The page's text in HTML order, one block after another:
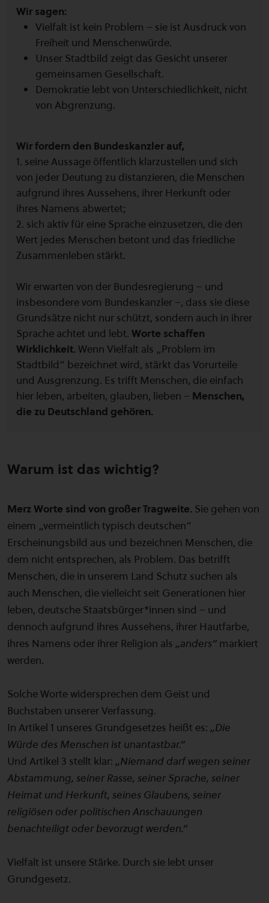
Wir sagen:
Vielfalt ist kein Problem – sie ist Ausdruck von
Freiheit und Menschenwürde.
Unser Stadtbild zeigt das Gesicht unserer
gemeinsamen Gesellschaft.
Demokratie lebt von Unterschiedlichkeit, nicht
von Abgrenzung.
Wir fordern den Bundeskanzler auf,
1. seine Aussage öffentlich klarzustellen und sich
von jeder Deutung zu distanzieren, die Menschen
aufgrund ihres Aussehens, ihrer Herkunft oder
ihres Namens abwertet;
2. sich aktiv für eine Sprache einzusetzen, die den
Wert jedes Menschen betont und das friedliche
Zusammenleben stärkt.
Wir erwarten von der Bundesregierung – und
insbesondere vom Bundeskanzler –, dass sie diese
Grundsätze nicht nur schützt, sondern auch in ihrer
Sprache achtet und lebt. Worte schaffen
Wirklichkeit. Wenn Vielfalt als „Problem im
Stadtbild“ bezeichnet wird, stärkt das Vorurteile
und Ausgrenzung. Es trifft Menschen, die einfach
hier leben, arbeiten, glauben, lieben – Menschen,
die zu Deutschland gehören.
Warum ist das wichtig?
Merz Worte sind von großer Tragweite. Sie gehen von
einem „vermeintlich typisch deutschen“
Erscheinungsbild aus und bezeichnen Menschen, die
dem nicht entsprechen, als Problem. Das betrifft
Menschen, die in unserem Land Schutz suchen als
auch Menschen, die vielleicht seit Generationen hier
leben, deutsche Staatsbürger*innen sind – und
dennoch aufgrund ihres Aussehens, ihrer Hautfarbe,
ihres Namens oder ihrer Religion als „anders“ markiert
werden.
Solche Worte widersprechen dem Geist und
Buchstaben unserer Verfassung.
In Artikel 1 unseres Grundgesetzes heißt es: „Die
Würde des Menschen ist unantastbar.“
Und Artikel 3 stellt klar: „Niemand darf wegen seiner
Abstammung, seiner Rasse, seiner Sprache, seiner
Heimat und Herkunft, seines Glaubens, seiner
religiösen oder politischen Anschauungen
benachteiligt oder bevorzugt werden.“
Vielfalt ist unsere Stärke. Durch sie lebt unser
Grundgesetz.